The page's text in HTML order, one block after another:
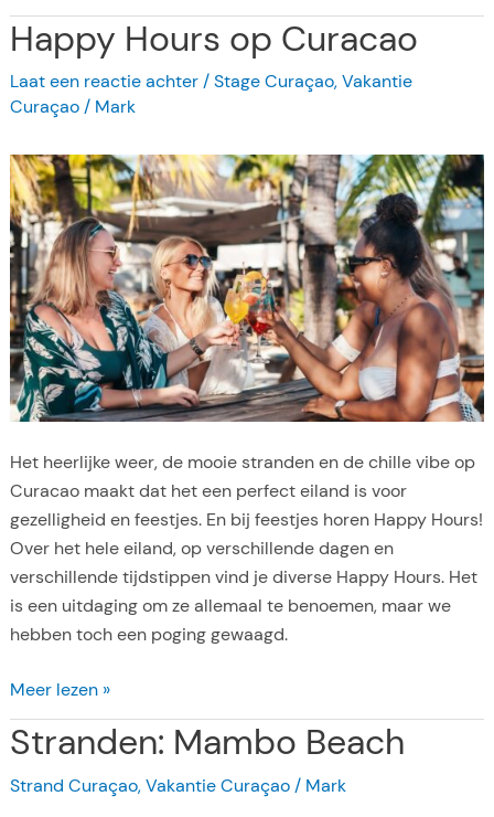
R
e
d
e
e
n
w
a
a
r
o
m
A
v
l
a
B
e
a
c
h
o
t
e
l
Happy Hours op Curacao
Laat een reactie achter /Stage Curaçao,Vakantie
Curaçao/ Mark
Het heerlijke weer, de mooie stranden en de chille vibe op
Curacao maakt dat het een perfect eiland is voor
gezelligheid en feestjes. En bij feestjes horen Happy Hours!
Over het hele eiland, op verschillende dagen en
verschillende tijdstippen vind je diverse Happy Hours. Het
is een uitdaging om ze allemaal te benoemen, maar we
hebben toch een poging gewaagd.
H
a
p
p
Meer lezen »
Stranden: Mambo Beach
Strand Curaçao,Vakantie Curaçao/ Mark